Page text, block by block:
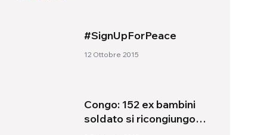
#SignUpForPeace
12 Ottobre 2015
Congo: 152 ex bambini
soldato si ricongiungono